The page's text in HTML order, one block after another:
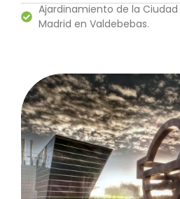
Ajardinamiento de la Ciudad
Madrid en Valdebebas.